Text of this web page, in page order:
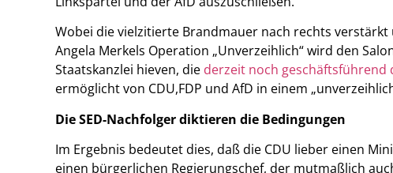
Wobei die vielzitierte Brandmauer nach rechts
Angela Merkels Operation „Unverzeihlich“ wird den
Staatskanzlei hieven, die derzeit noch geschäftsführend
ermöglicht von CDU,FDP und AfD in einem
Die SED-Nachfolger diktieren die Bedingungen
Im Ergebnis bedeutet dies, daß die CDU lieber einen
einen bürgerlichen Regierungschef, der mutmaßlich